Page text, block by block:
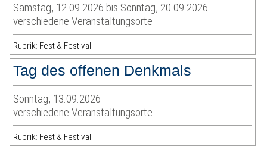
Samstag, 12.09.2026 bis Sonntag, 20.09.2026
verschiedene Veranstaltungsorte
Rubrik: Fest & Festival
Tag des offenen Denkmals
Sonntag, 13.09.2026
verschiedene Veranstaltungsorte
Rubrik: Fest & Festival